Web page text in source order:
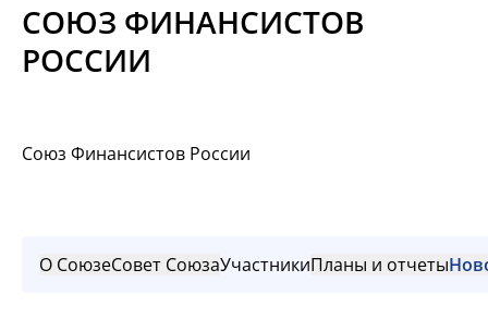
Материалы
СОЮЗ ФИНАНСИСТОВ
РОССИИ
Союз Финансистов России
О СоюзеСовет СоюзаУчастникиПланы и отчеты